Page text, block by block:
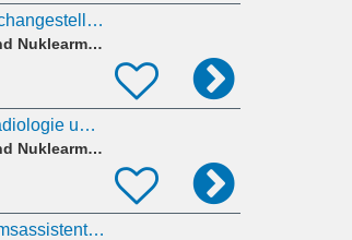
MTR / MTRA / MFA/ medizinische Fachangestellte (m/w/d) für Radiologie und Nuklearmedizin
Gemeinschaftspraxis für Radiologie und Nuklearmedizin - Dr. Distelmaier · Dr. Hortling · Dr. v. U
MTR / MTRA oder MFA (m/w/d) für Radiologie und Nuklearmedizin gesucht
Gemeinschaftspraxis für Radiologie und Nuklearmedizin - Dr. Distelmaier · Dr. Hortling · Dr. v. U
Medizinisch-Technischer Laboratoriumsassistenten / MTLA / MT (w/m/d) für unser Histologie-Labor